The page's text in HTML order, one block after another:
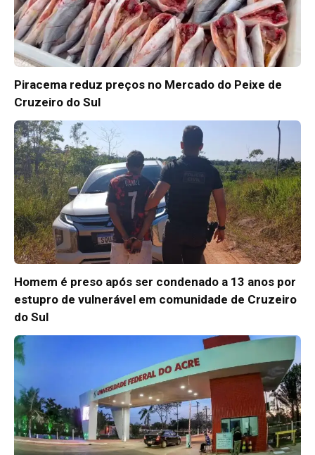
Piracema reduz preços no Mercado do Peixe de
Cruzeiro do Sul
Homem é preso após ser condenado a 13 anos por
estupro de vulnerável em comunidade de Cruzeiro
do Sul